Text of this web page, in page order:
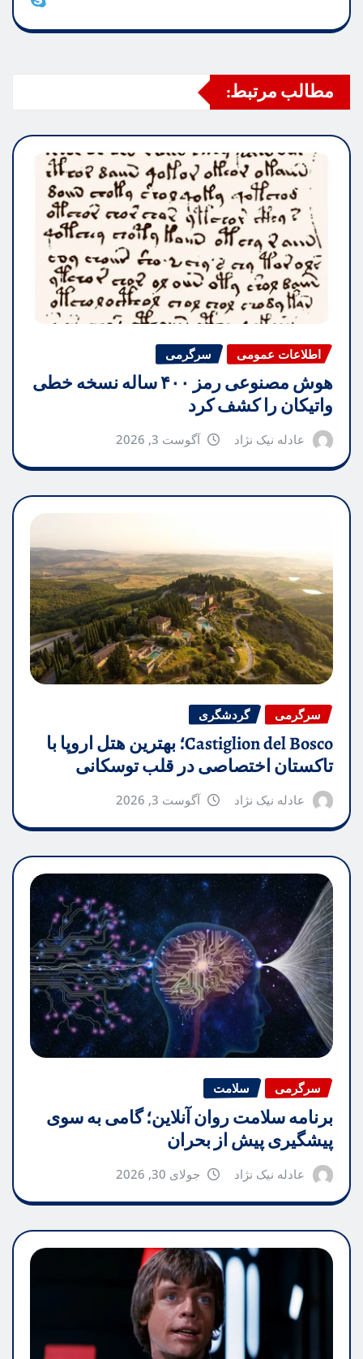
مطالب مرتبط:
اطلاعات عمومی سرگرمی
هوش مصنوعی رمز ۴۰۰ ساله نسخه خطی
واتیکان را کشف کرد
عادله نیک نژاد آگوست 3, 2026
سرگرمی گردشگری
Castiglion del Bosco؛ بهترین هتل اروپا با
تاکستان اختصاصی در قلب توسکانی
عادله نیک نژاد آگوست 3, 2026
سرگرمی سلامت
برنامه سلامت روان آنلاین؛ گامی به سوی
پیشگیری پیش از بحران
عادله نیک نژاد جولای 30, 2026